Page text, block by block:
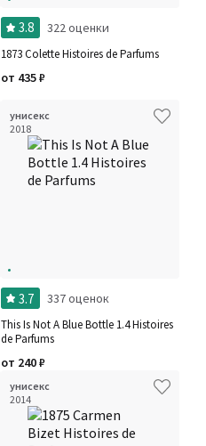
3.8 322 оценки
1873 Colette Histoires de Parfums
от 435₽
унисекс
2018
3.7 337 оценок
This Is Not A Blue Bottle 1.4 Histoires
de Parfums
от 240₽
унисекс
2014